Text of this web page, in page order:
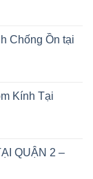
Chống Ồn tại
Kính Tại
QUẬN 2 –